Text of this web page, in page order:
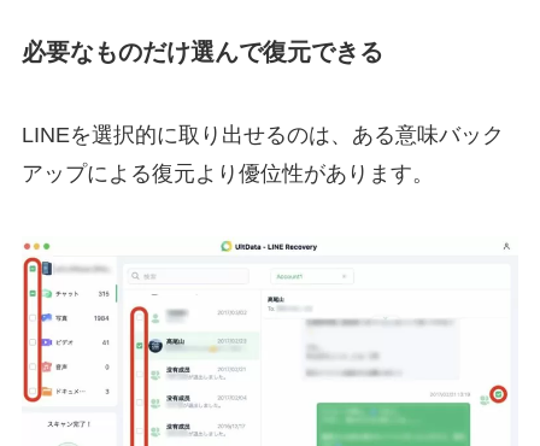
必要なものだけ選んで復元できる
LINEを選択的に取り出せるのは、ある意味バック
アップによる復元より優位性があります。